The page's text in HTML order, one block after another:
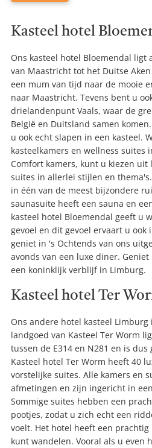
Kasteel hotel
Ons kasteel hotel Bloemendal ligt
van Maastricht tot het Duitse
een mum van tijd naar de mooie
naar Maastricht. Tevens bent u
drielandenpunt Vaals, waar de
België en Duitsland samen
u ook echt slapen in een kasteel.
kasteelkamers en wellness suites
Comfort kamers, kunt u kiezen uit
suites in allerlei stijlen en
in één van de meest bijzondere
saunasuite heeft een sauna en
kasteel hotel Bloemendal geeft u
gevoel en dit gevoel ervaart u
geniet in 's Ochtends van ons
avonds van een luxe diner.
een koninklijk verblijf in Limburg.
Kasteel hotel Ter
Ons andere hotel kasteel Limburg
landgoed van Kasteel Ter Worm
tussen de E314 en N281 en is
Kasteel hotel Ter Worm heeft 40
vorstelijke suites. Alle kamers en
afmetingen en zijn ingericht in
Sommige suites hebben een
pootjes, zodat u zich echt een
voelt. Het hotel heeft een
kunt wandelen. Vooral als u even